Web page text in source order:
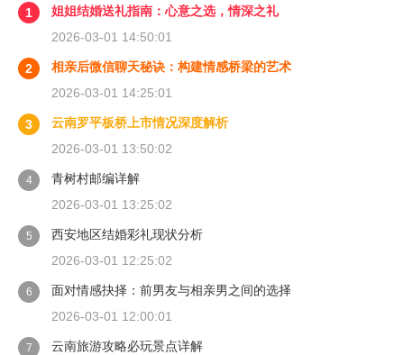
1
姐姐结婚送礼指南：心意之选，情深之礼
2026-03-01 14:50:01
2
相亲后微信聊天秘诀：构建情感桥梁的艺术
2026-03-01 14:25:01
3
云南罗平板桥上市情况深度解析
2026-03-01 13:50:02
4
青树村邮编详解
2026-03-01 13:25:02
5
西安地区结婚彩礼现状分析
2026-03-01 12:25:02
6
面对情感抉择：前男友与相亲男之间的选择
2026-03-01 12:00:01
7
云南旅游攻略必玩景点详解